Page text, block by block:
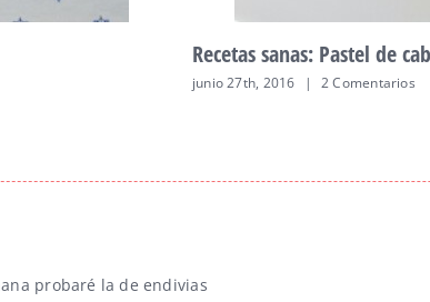
de tomate. Recetas sanas:
octubre 26th, 2016 | 17
probaré la de endivias